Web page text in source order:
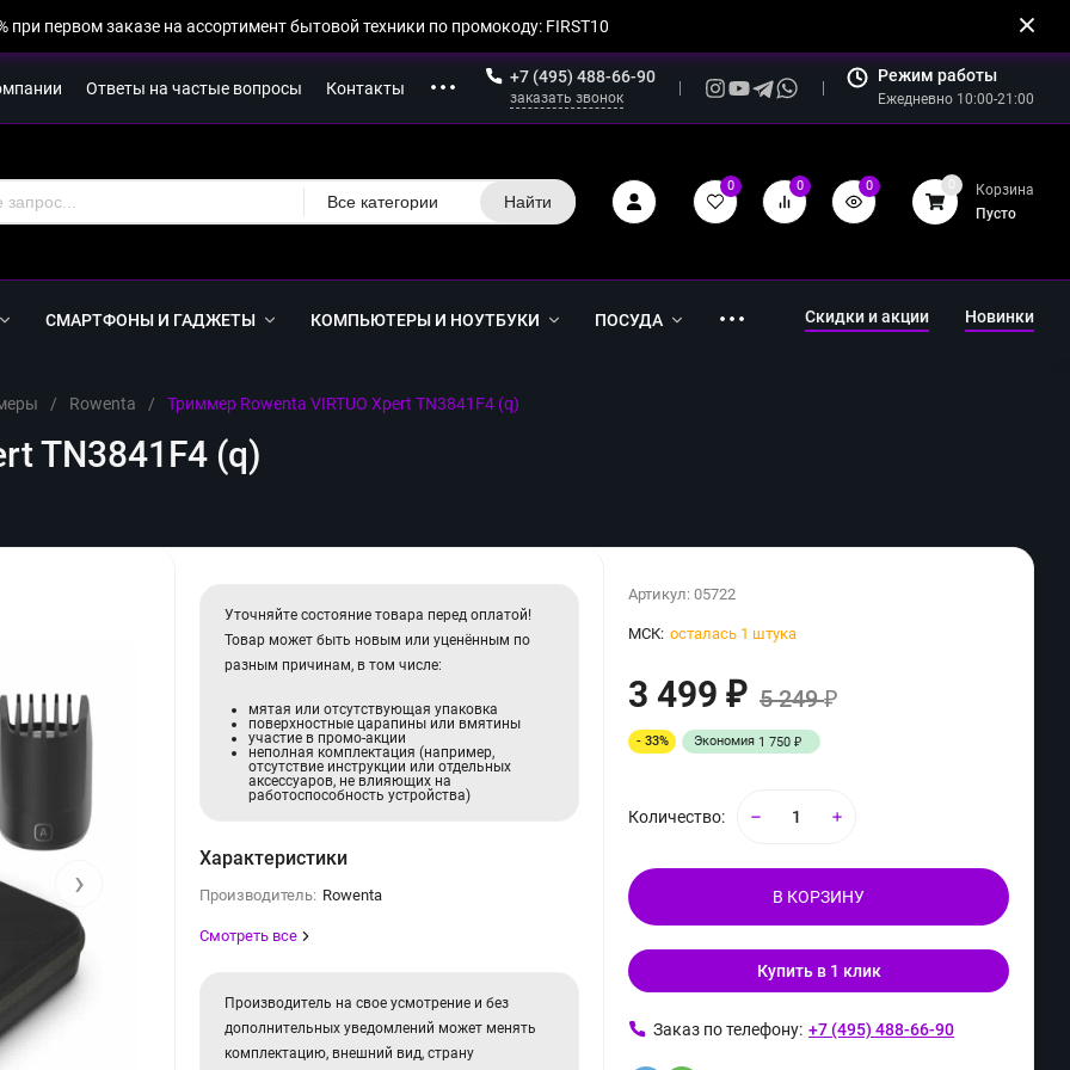
при первом заказе на ассортимент бытовой техники по промокоду: FIRST10
Ответы на частые вопросы Контакты
+7 (495) 488-66-90
заказать звонок
Режим работы
Ежедневно 10:00-21:00
Все категории Найти
0 0 0 0
Корзина
Пусто
СМАРТФОНЫ И ГАДЖЕТЫ КОМПЬЮТЕРЫ И НОУТБУКИ ПОСУДА Скидки и акции Новинки
/ Rowenta / Триммер Rowenta VIRTUO Xpert TN3841F4 (q)
TN3841F4 (q)
›
Уточняйте состояние товара перед оплатой!
Товар может быть новым или уценённым по
разным причинам, в том числе:
мятая или отсутствующая упаковка
поверхностные царапины или вмятины
участие в промо-акции
неполная комплектация (например,
отсутствие инструкции или отдельных
аксессуаров, не влияющих на
работоспособность устройства)
Характеристики
Производитель: Rowenta
Смотреть все
Производитель на свое усмотрение и без
дополнительных уведомлений может менять
комплектацию, внешний вид, страну
Артикул:05722
МСК: осталась 1 штука
3 499₽ 5 249₽
- 33% Экономия 1 750₽
Количество:
В КОРЗИНУ
Купить в 1 клик
Заказ по телефону: +7 (495) 488-66-90